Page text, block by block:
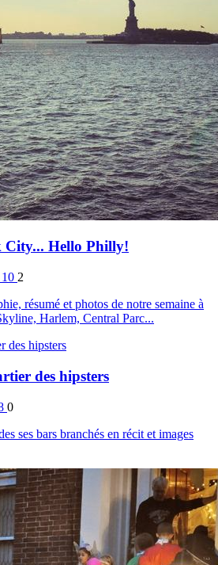
City... Hello Philly!
10 2
résumé et photos de notre semaine à
Harlem, Central Parc...
des hipsters
0
ses bars branchés en récit et images